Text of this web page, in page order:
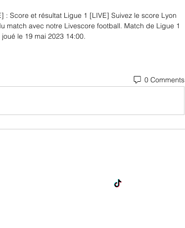
: Score et résultat Ligue 1 [LIVE] Suivez le score Lyon
match avec notre Livescore football. Match de Ligue 1
joué le 19 mai 2023 14:00.
0 Comments